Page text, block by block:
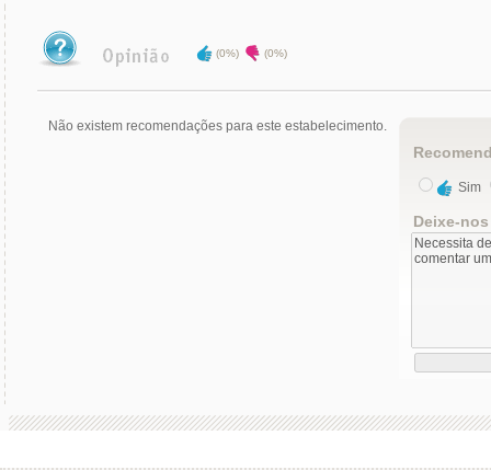
(0%) (0%)
Não existem recomendações para este estabelecimento.
Sim
Deixe-